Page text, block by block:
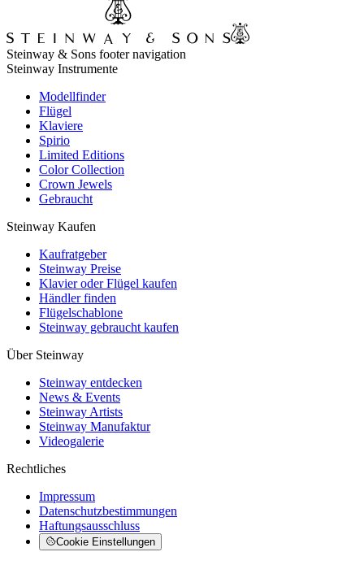
Steinway & Sons footer navigation
Steinway Instrumente
Modellfinder
Flügel
Klaviere
Spirio
Limited Editions
Color Collection
Crown Jewels
Gebraucht
Steinway Kaufen
Kaufratgeber
Steinway Preise
Klavier oder Flügel kaufen
Händler finden
Flügelschablone
Steinway gebraucht kaufen
Über Steinway
Steinway entdecken
News & Events
Steinway Artists
Steinway Manufaktur
Videogalerie
Rechtliches
Impressum
Datenschutzbestimmungen
Haftungsausschluss
Cookie Einstellungen